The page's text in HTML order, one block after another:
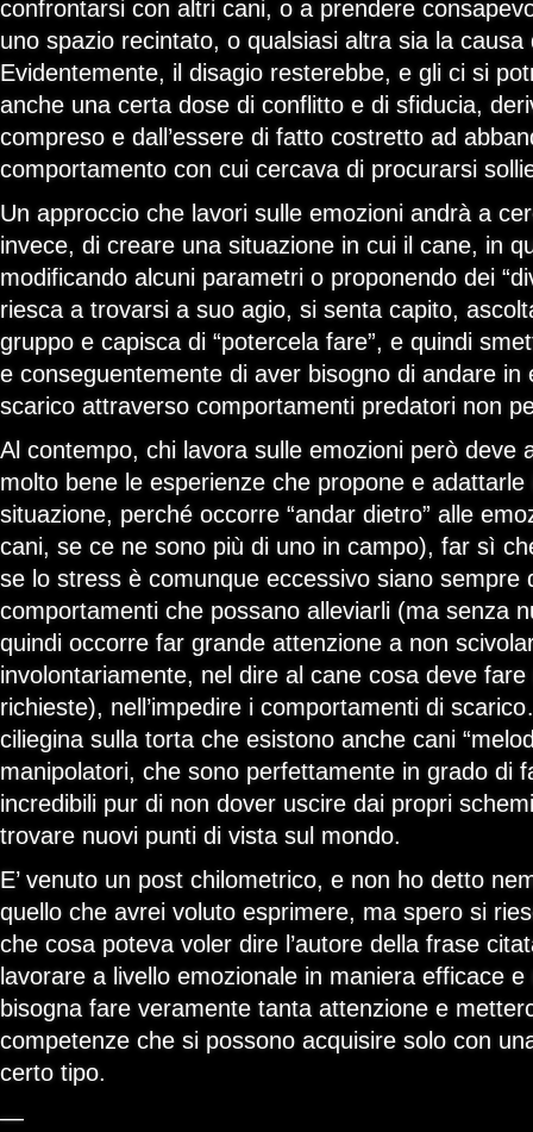
confrontarsi con altri cani, o a prendere
uno spazio recintato, o qualsiasi altra sia la causa
Evidentemente, il disagio resterebbe, e gli ci si
anche una certa dose di conflitto e di sfiducia,
compreso e dall’essere di fatto costretto ad
comportamento con cui cercava di procurarsi
Un approccio che lavori sulle emozioni andrà a
invece, di creare una situazione in cui il cane, in
modificando alcuni parametri o proponendo dei
riesca a trovarsi a suo agio, si senta capito,
gruppo e capisca di “potercela fare”, e quindi
e conseguentemente di aver bisogno di andare in
scarico attraverso comportamenti predatori non
Al contempo, chi lavora sulle emozioni però deve
molto bene le esperienze che propone e
situazione, perché occorre “andar dietro” alle
cani, se ce ne sono più di uno in campo), far sì
se lo stress è comunque eccessivo siano sempre
comportamenti che possano alleviarli (ma senza
quindi occorre far grande attenzione a non
involontariamente, nel dire al cane cosa deve
richieste), nell’impedire i comportamenti di
ciliegina sulla torta che esistono anche cani
manipolatori, che sono perfettamente in grado di
incredibili pur di non dover uscire dai propri
trovare nuovi punti di vista sul mondo.
E’ venuto un post chilometrico, e non ho detto
quello che avrei voluto esprimere, ma spero si
che cosa poteva voler dire l’autore della frase
lavorare a livello emozionale in maniera efficace
bisogna fare veramente tanta attenzione e
competenze che si possono acquisire solo con
certo tipo.
—